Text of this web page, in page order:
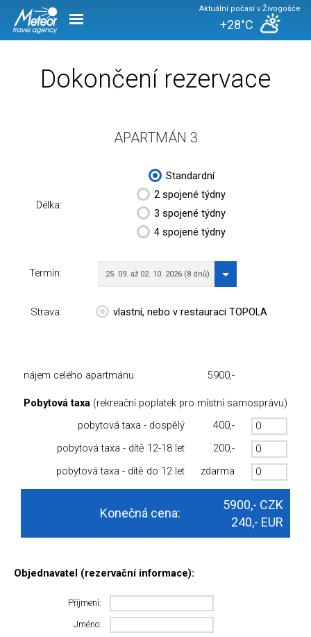
Aktuální počasí v Živogošće
+28°C
Dokončení rezervace
APARTMÁN 3
Délka:
Standardní
2 spojené týdny
3 spojené týdny
4 spojené týdny
Termín: 25. 09. až 02. 10. 2026 (8 dnů)
Strava: vlastní, nebo v restauraci TOPOLA
nájem celého apartmánu 5900,-
Pobytová taxa (rekreační poplatek pro místní samosprávu)
pobytová taxa - dospělý
400,-
pobytová taxa - dítě 12-18 let
200,-
pobytová taxa - dítě do 12 let
zdarma
Konečná cena:
5900,- CZK
240,- EUR
Objednavatel (rezervační informace):
Příjmení:
Jméno: